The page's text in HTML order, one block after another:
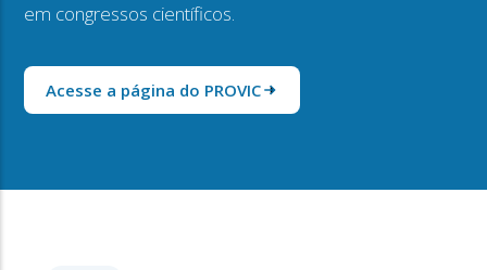
em congressos científicos.
Acesse a página do PROVIC